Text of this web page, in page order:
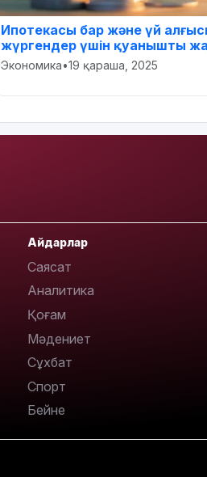
Ипотекасы бар және үй
жүргендер үшін қуанышты
Экономика•19 қараша, 2025
Айдарлар
Саясат
Аналитика
Қоғам
Мәдениет
Сұхбат
Спорт
Бейне